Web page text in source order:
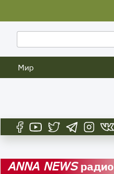
Мир
ANNA NEWSрадио